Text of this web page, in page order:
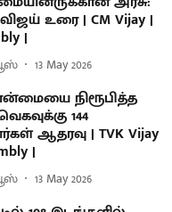
உரை | CM Vijay |
|
13 May 2026
நிரூபித்த
144
ஆதரவு | TVK Vijay
|
13 May 2026